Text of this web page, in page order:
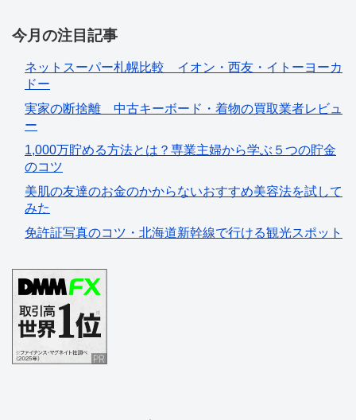
今月の注目記事
ネットスーパー札幌比較 イオン・西友・イトーヨーカ
ドー
実家の断捨離 中古キーボード・着物の買取業者レビュ
ー
1,000万貯める方法とは？専業主婦から学ぶ５つの貯金
のコツ
美肌の友達のお金のかからないおすすめ美容法を試して
みた
免許証写真のコツ・北海道新幹線で行ける観光スポット